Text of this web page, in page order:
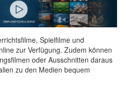
Spielfilme und
zur Verfügung. Zudem können
oder Ausschnitten daraus
zu den Medien bequem